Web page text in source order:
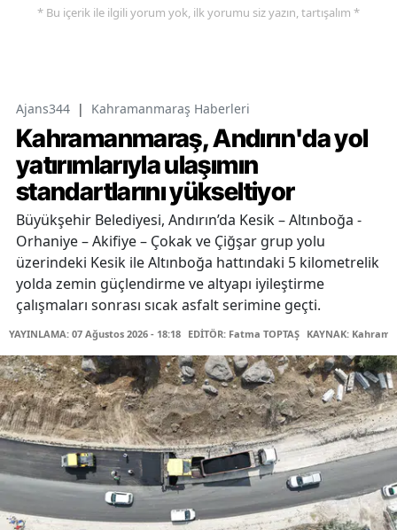
* Bu içerik ile ilgili yorum yok, ilk yorumu siz yazın, tartışalım *
Ajans344 | Kahramanmaraş Haberleri
Kahramanmaraş, Andırın'da yol
yatırımlarıyla ulaşımın
standartlarını yükseltiyor
Büyükşehir Belediyesi, Andırın’da Kesik – Altınboğa -
Orhaniye – Akifiye – Çokak ve Çiğşar grup yolu
üzerindeki Kesik ile Altınboğa hattındaki 5 kilometrelik
yolda zemin güçlendirme ve altyapı iyileştirme
çalışmaları sonrası sıcak asfalt serimine geçti.
YAYINLAMA: 07 Ağustos 2026 - 18:18 EDİTÖR: Fatma TOPTAŞ KAYNAK: